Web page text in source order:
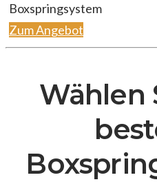
Boxspringsystem
Zum Angebot
Wählen